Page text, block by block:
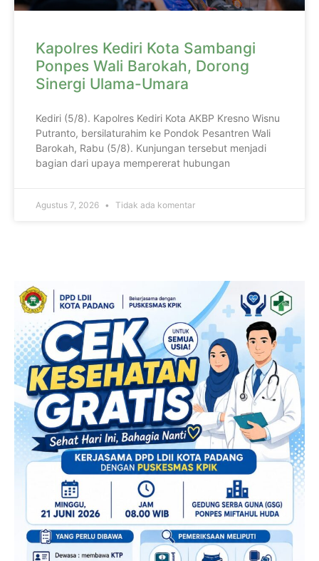
Kapolres Kediri Kota Sambangi
Ponpes Wali Barokah, Dorong
Sinergi Ulama-Umara
Kediri (5/8). Kapolres Kediri Kota AKBP Kresno Wisnu
Putranto, bersilaturahim ke Pondok Pesantren Wali
Barokah, Rabu (5/8). Kunjungan tersebut menjadi
bagian dari upaya mempererat hubungan
Agustus 7, 2026 Tidak ada komentar